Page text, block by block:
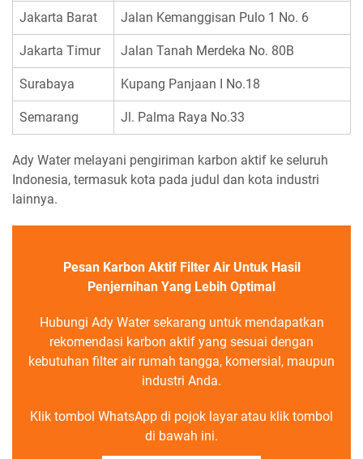
Jakarta Barat Jalan Kemanggisan Pulo 1 No. 6
Jakarta Timur Jalan Tanah Merdeka No. 80B
Surabaya Kupang Panjaan I No.18
Semarang Jl. Palma Raya No.33
Ady Water melayani pengiriman karbon aktif ke seluruh
Indonesia, termasuk kota pada judul dan kota industri
lainnya.
Pesan Karbon Aktif Filter Air Untuk Hasil
Penjernihan Yang Lebih Optimal
Hubungi Ady Water sekarang untuk mendapatkan
rekomendasi karbon aktif yang sesuai dengan
kebutuhan filter air rumah tangga, komersial, maupun
industri Anda.
Klik tombol WhatsApp di pojok layar atau klik tombol
di bawah ini.